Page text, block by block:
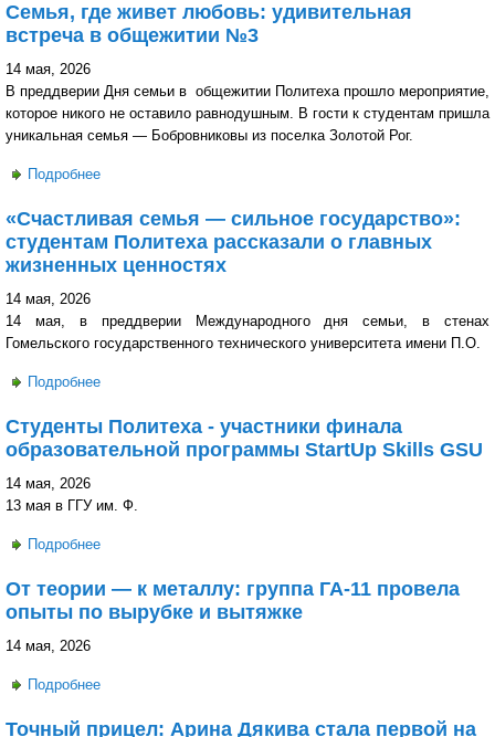
Семья, где живет любовь: удивительная
встреча в общежитии №3
14 мая, 2026
В преддверии Дня семьи в общежитии Политеха прошло мероприятие,
которое никого не оставило равнодушным. В гости к студентам пришла
уникальная семья — Бобровниковы из поселка Золотой Рог.
Подробнее
«Счастливая семья — сильное государство»:
студентам Политеха рассказали о главных
жизненных ценностях
14 мая, 2026
14 мая, в преддверии Международного дня семьи, в стенах
Гомельского государственного технического университета имени П.О.
Подробнее
ценностях
Студенты Политеха - участники финала
образовательной программы StartUp Skills GSU
14 мая, 2026
13 мая в ГГУ им. Ф.
Подробнее
От теории — к металлу: группа ГА-11 провела
опыты по вырубке и вытяжке
14 мая, 2026
Подробнее
Точный прицел: Арина Дякива стала первой на